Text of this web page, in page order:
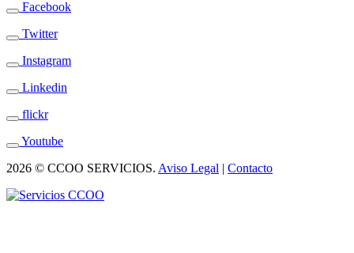
Facebook
Twitter
Instagram
Linkedin
flickr
Youtube
2026 © CCOO SERVICIOS. Aviso Legal | Contacto